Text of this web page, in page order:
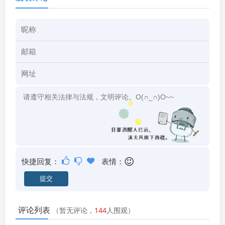
快捷回复： 表情：
评论列表 （暂无评论， 144人围观）